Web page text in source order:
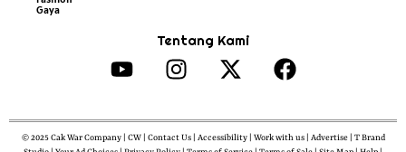
Gaya
Tentang Kami
© 2025 Cak War Company | CW | Contact Us | Accessibility | Work with us | Advertise | T Brand